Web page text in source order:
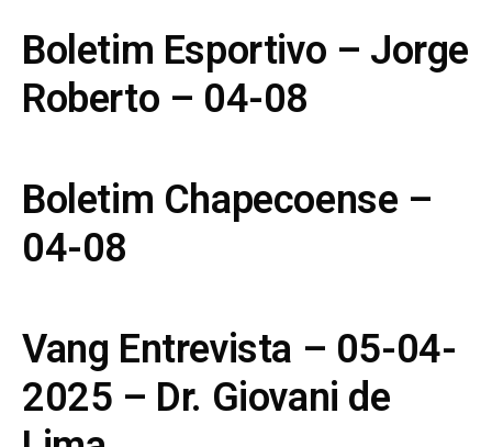
Boletim Esportivo – Jorge
Roberto – 04-08
Boletim Chapecoense –
04-08
Vang Entrevista – 05-04-
2025 – Dr. Giovani de